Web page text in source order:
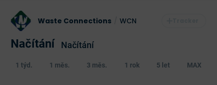
Waste Connections WCN
Načítání Načítání
1 týd. 1 měs. 3 měs. 1 rok 5 let MAX